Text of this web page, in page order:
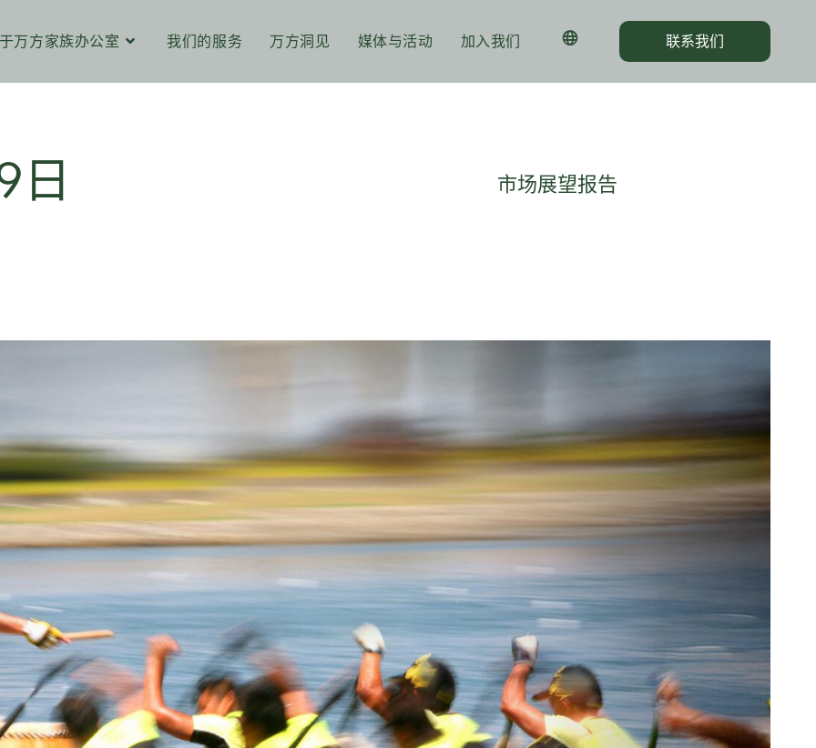
联系我们
万方家族办公室 我们的服务 万方洞见 媒体与活动 加入我们
日 市场展望报告